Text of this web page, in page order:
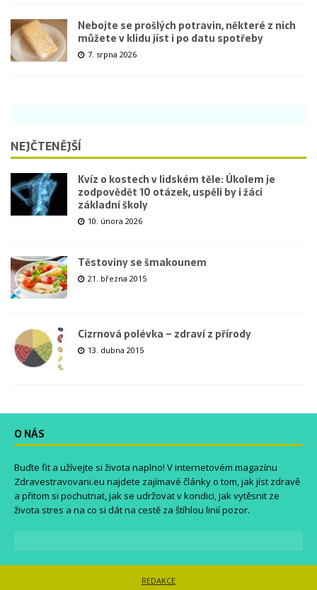
Nebojte se prošlých potravin, některé z nich
můžete v klidu jíst i po datu spotřeby
7. srpna 2026
NEJČTENĚJŠÍ
Kvíz o kostech v lidském těle: Úkolem je
zodpovědět 10 otázek, uspěli by i žáci
základní školy
10. února 2026
Těstoviny se šmakounem
21. března 2015
Cizrnová polévka – zdraví z přírody
13. dubna 2015
O NÁS
Buďte fit a užívejte si života naplno! V internetovém magazínu
Zdravestravovani.eu najdete zajímavé články o tom, jak jíst zdravě
a přitom si pochutnat, jak se udržovat v kondici, jak vytěsnit ze
života stres a na co si dát na cestě za štíhlou linií pozor.
REDAKCE